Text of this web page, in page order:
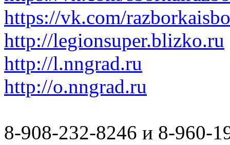
https://vk.com/
http://legionsuper.blizko.ru
http://l.nngrad.ru
http://o.nngrad.ru
8-908-232-8246 и 8-960-